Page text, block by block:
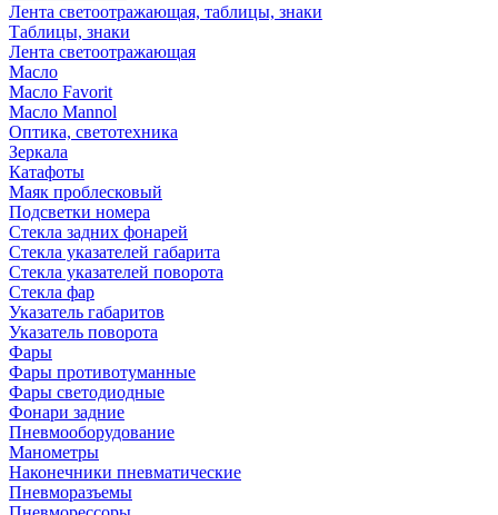
Лента светоотражающая, таблицы, знаки
Таблицы, знаки
Лента светоотражающая
Масло
Масло Favorit
Масло Mannol
Оптика, светотехника
Зеркала
Катафоты
Маяк проблесковый
Подсветки номера
Стекла задних фонарей
Стекла указателей габарита
Стекла указателей поворота
Стекла фар
Указатель габаритов
Указатель поворота
Фары
Фары противотуманные
Фары светодиодные
Фонари задние
Пневмооборудование
Манометры
Наконечники пневматические
Пневморазъемы